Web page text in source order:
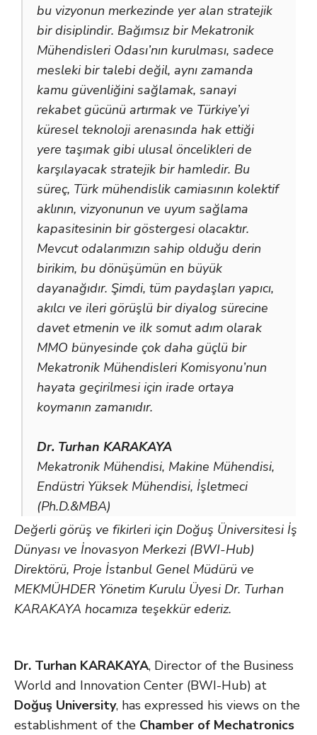
bu vizyonun merkezinde yer alan stratejik
bir disiplindir. Bağımsız bir Mekatronik
Mühendisleri Odası’nın kurulması, sadece
mesleki bir talebi değil, aynı zamanda
kamu güvenliğini sağlamak, sanayi
rekabet gücünü artırmak ve Türkiye’yi
küresel teknoloji arenasında hak ettiği
yere taşımak gibi ulusal öncelikleri de
karşılayacak stratejik bir hamledir. Bu
süreç, Türk mühendislik camiasının kolektif
aklının, vizyonunun ve uyum sağlama
kapasitesinin bir göstergesi olacaktır.
Mevcut odalarımızın sahip olduğu derin
birikim, bu dönüşümün en büyük
dayanağıdır. Şimdi, tüm paydaşları yapıcı,
akılcı ve ileri görüşlü bir diyalog sürecine
davet etmenin ve ilk somut adım olarak
MMO bünyesinde çok daha güçlü bir
Mekatronik Mühendisleri Komisyonu’nun
hayata geçirilmesi için irade ortaya
koymanın zamanıdır.
Dr. Turhan KARAKAYA
Mekatronik Mühendisi, Makine Mühendisi,
Endüstri Yüksek Mühendisi, İşletmeci
(Ph.D.&MBA)
Değerli görüş ve fikirleri için Doğuş Üniversitesi İş
Dünyası ve İnovasyon Merkezi (BWI-Hub)
Direktörü, Proje İstanbul Genel Müdürü ve
MEKMÜHDER Yönetim Kurulu Üyesi Dr. Turhan
KARAKAYA hocamıza teşekkür ederiz.
Dr. Turhan KARAKAYA, Director of the Business
World and Innovation Center (BWI-Hub) at
Doğuş University, has expressed his views on the
establishment of the Chamber of Mechatronics